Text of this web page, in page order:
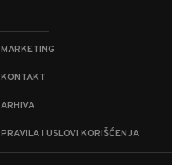
MARKETING
KONTAKT
ARHIVA
PRAVILA I USLOVI KORIŠĆENJA